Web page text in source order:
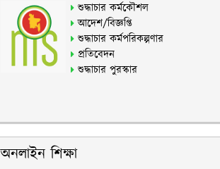
শুদ্ধাচার কর্মকৌশল
আদেশ/বিজ্ঞপ্তি
শুদ্ধাচার কর্মপরিকল্পণার
প্রতিবেদন
শুদ্ধাচার পুরস্কার
অনলাইন শিক্ষা